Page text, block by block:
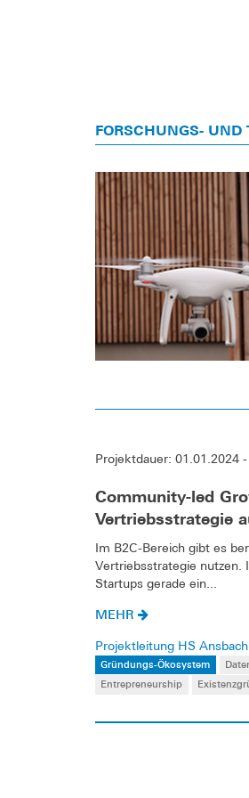
FORSCHUNGS- UND
Projektdauer: 01.01.2024
Community-led
Vertriebsstrategie
Im B2C-Bereich gibt es
Vertriebsstrategie nutzen.
Startups gerade ein...
MEHR
Projektleitung HS
Gründungs-Ökosystem
Entrepreneurship